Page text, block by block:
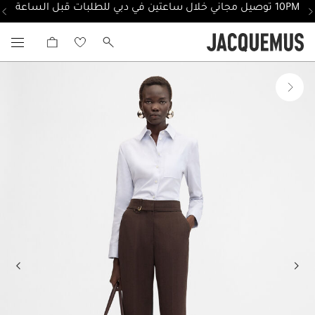
10PM توصيل مجاني خلال ساعتين في دبي للطلبات قبل الساعة